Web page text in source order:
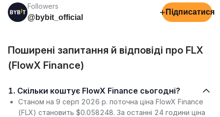
Followers
@bybit_official
+ Підписатися
Поширені запитання й відповіді про FLX
(FlowX Finance)
1. Скільки коштує FlowX Finance сьогодні?
Станом на 9 серп 2026 р. поточна ціна FlowX Finance
(FLX) становить $0.058248. За останні 24 години ціна